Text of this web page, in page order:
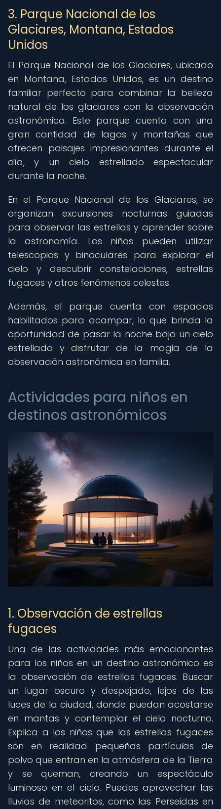
3. Parque Nacional de los
Glaciares, Montana, Estados
Unidos
El Parque Nacional de los Glaciares, ubicado
en Montana, Estados Unidos, es un destino
familiar perfecto para combinar la belleza
natural de los glaciares con la observación
astronómica. Este parque cuenta con una
gran cantidad de lagos y montañas que
ofrecen paisajes impresionantes durante el
día, y un cielo estrellado espectacular
durante la noche.
En el Parque Nacional de los Glaciares, se
organizan excursiones nocturnas guiadas
para observar las estrellas y aprender sobre
la astronomía. Los niños pueden utilizar
telescopios y binoculares para explorar el
cielo y descubrir constelaciones, estrellas
fugaces y otros fenómenos celestes.
Además, el parque cuenta con espacios
habilitados para acampar, lo que brinda la
oportunidad de pasar la noche bajo un cielo
estrellado y disfrutar de la magia de la
observación astronómica en familia.
Actividades para niños en
destinos astronómicos
1. Observación de estrellas
fugaces
Una de las actividades más emocionantes
para los niños en un destino astronómico es
la observación de estrellas fugaces. Buscar
un lugar oscuro y despejado, lejos de las
luces de la ciudad, donde puedan acostarse
en mantas y contemplar el cielo nocturno.
Explica a los niños que las estrellas fugaces
son en realidad pequeñas partículas de
polvo que entran en la atmósfera de la Tierra
y se queman, creando un espectáculo
luminoso en el cielo. Puedes aprovechar las
lluvias de meteoritos, como las Perseidas en